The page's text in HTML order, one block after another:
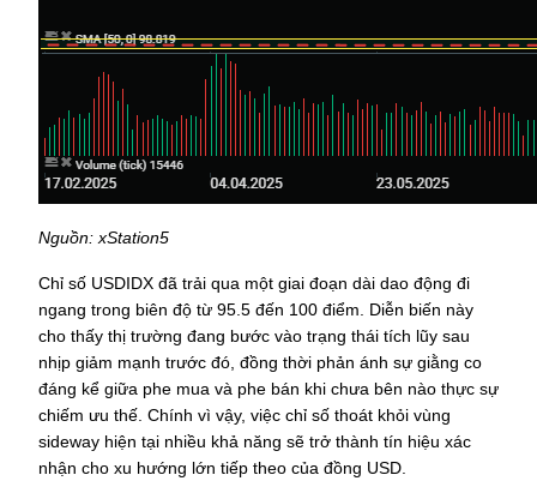
Nguồn: xStation5
Chỉ số USDIDX đã trải qua một giai đoạn dài dao động đi
ngang trong biên độ từ 95.5 đến 100 điểm. Diễn biến này
cho thấy thị trường đang bước vào trạng thái tích lũy sau
nhịp giảm mạnh trước đó, đồng thời phản ánh sự giằng co
đáng kể giữa phe mua và phe bán khi chưa bên nào thực sự
chiếm ưu thế. Chính vì vậy, việc chỉ số thoát khỏi vùng
sideway hiện tại nhiều khả năng sẽ trở thành tín hiệu xác
nhận cho xu hướng lớn tiếp theo của đồng USD.